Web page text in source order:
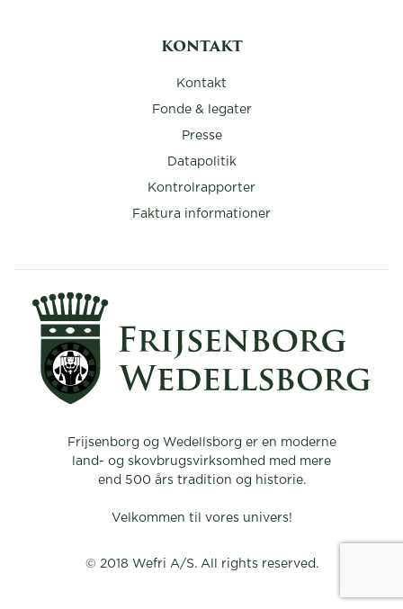
Frijsenborg og Wedellsborg er en moderne
land- og skovbrugsvirksomhed med mere
end 500 års tradition og historie.
Velkommen til vores univers!
© 2018 Wefri A/S. All rights reserved.
KONTAKT
Kontakt
Fonde & legater
Presse
Datapolitik
Kontrolrapporter
Faktura informationer